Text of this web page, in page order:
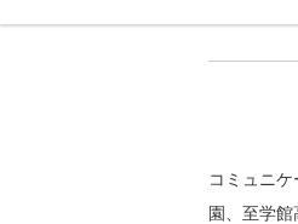
コミュニ
園、至学